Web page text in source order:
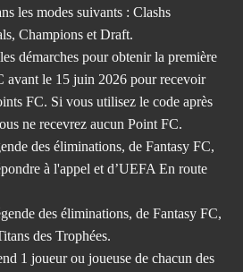
les modes suivants : Clashs
Champions et Draft.
démarches pour obtenir la première
avant le 15 juin 2026 pour recevoir
FC. Si vous utilisez le code après
ne recevrez aucun Point FC.
des éliminations, de Fantasy FC,
à l'appel et d’UEFA En route
des éliminations, de Fantasy FC,
des Trophées.
1 joueur ou joueuse de chacun des